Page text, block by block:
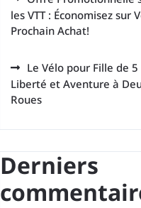
les VTT : Économisez sur
Prochain Achat!
Le Vélo pour Fille de 5
Liberté et Aventure à
Roues
Derniers